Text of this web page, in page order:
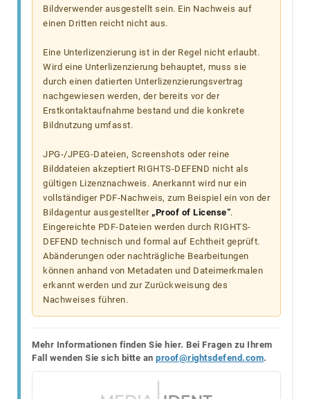
Bildverwender ausgestellt sein. Ein Nachweis auf
einen Dritten reicht nicht aus.
Eine Unterlizenzierung ist in der Regel nicht erlaubt.
Wird eine Unterlizenzierung behauptet, muss sie
durch einen datierten Unterlizenzierungsvertrag
nachgewiesen werden, der bereits vor der
Erstkontaktaufnahme bestand und die konkrete
Bildnutzung umfasst.
JPG-/JPEG-Dateien, Screenshots oder reine
Bilddateien akzeptiert RIGHTS-DEFEND nicht als
gültigen Lizenznachweis. Anerkannt wird nur ein
vollständiger PDF-Nachweis, zum Beispiel ein von der
Bildagentur ausgestellter „Proof of License“.
Eingereichte PDF-Dateien werden durch RIGHTS-
DEFEND technisch und formal auf Echtheit geprüft.
Abänderungen oder nachträgliche Bearbeitungen
können anhand von Metadaten und Dateimerkmalen
erkannt werden und zur Zurückweisung des
Nachweises führen.
Mehr Informationen finden Sie hier. Bei Fragen zu Ihrem
Fall wenden Sie sich bitte an proof@rightsdefend.com.